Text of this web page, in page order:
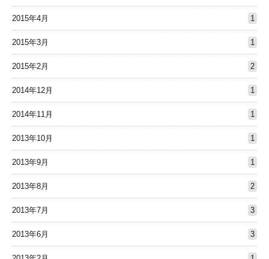
2015年4月 1
2015年3月 1
2015年2月 2
2014年12月 1
2014年11月 1
2013年10月 1
2013年9月 1
2013年8月 2
2013年7月 3
2013年6月 3